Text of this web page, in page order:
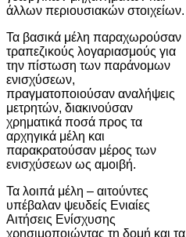
άλλων περιουσιακών στοιχείων.
Τα βασικά μέλη παραχωρούσαν
τραπεζικούς λογαριασμούς για
την πίστωση των παράνομων
ενισχύσεων,
πραγματοποιούσαν αναλήψεις
μετρητών, διακινούσαν
χρηματικά ποσά προς τα
αρχηγικά μέλη και
παρακρατούσαν μέρος των
ενισχύσεων ως αμοιβή.
Τα λοιπά μέλη – αιτούντες
υπέβαλαν ψευδείς Ενιαίες
Αιτήσεις Ενίσχυσης
χρησιμοποιώντας τη δομή και τα